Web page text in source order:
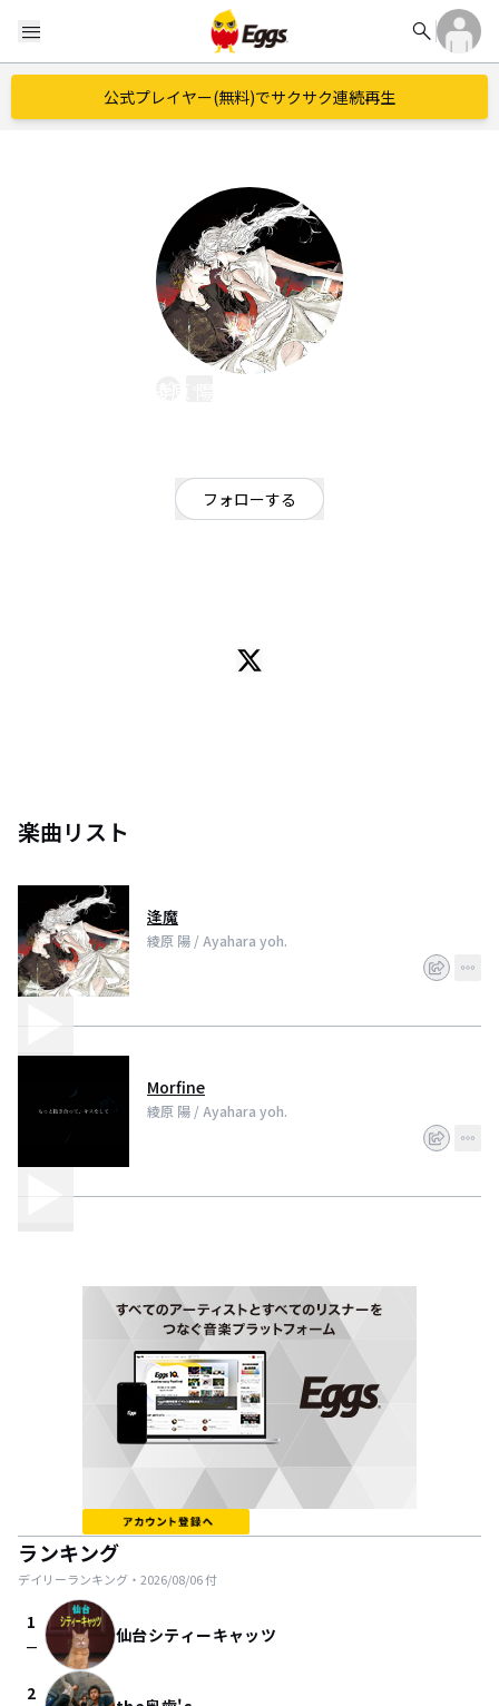
menu search
公式プレイヤー(無料)でサクサク連続再生
フォローする
楽曲リスト
逢魔
綾原 陽 / Ayahara yoh.
Morfine
綾原 陽 / Ayahara yoh.
ランキング
デイリーランキング・ 2026/08/06付
1
check_indeterminate_small 仙台シティーキャッツ
2